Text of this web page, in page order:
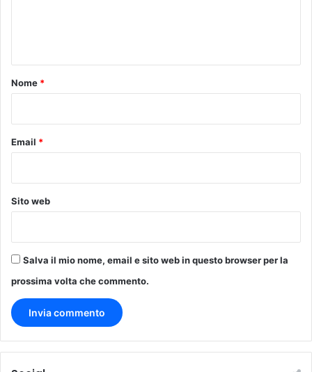
o
Nome *
Email *
Sito web
Salva il mio nome, email e sito web in questo browser per la
prossima volta che commento.